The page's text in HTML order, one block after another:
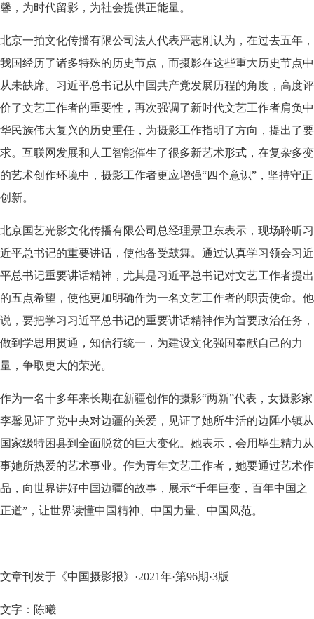
馨，为时代留影，为社会提供正能量。
北京一拍文化传播有限公司法人代表严志刚认为，在过去五年，
我国经历了诸多特殊的历史节点，而摄影在这些重大历史节点中
从未缺席。习近平总书记从中国共产党发展历程的角度，高度评
价了文艺工作者的重要性，再次强调了新时代文艺工作者肩负中
华民族伟大复兴的历史重任，为摄影工作指明了方向，提出了要
求。互联网发展和人工智能催生了很多新艺术形式，在复杂多变
的艺术创作环境中，摄影工作者更应增强“四个意识”，坚持守正
创新。
北京国艺光影文化传播有限公司总经理景卫东表示，现场聆听习
近平总书记的重要讲话，使他备受鼓舞。通过认真学习领会习近
平总书记重要讲话精神，尤其是习近平总书记对文艺工作者提出
的五点希望，使他更加明确作为一名文艺工作者的职责使命。他
说，要把学习习近平总书记的重要讲话精神作为首要政治任务，
做到学思用贯通，知信行统一，为建设文化强国奉献自己的力
量，争取更大的荣光。
作为一名十多年来长期在新疆创作的摄影“两新”代表，女摄影家
李馨见证了党中央对边疆的关爱，见证了她所生活的边陲小镇从
国家级特困县到全面脱贫的巨大变化。她表示，会用毕生精力从
事她所热爱的艺术事业。作为青年文艺工作者，她要通过艺术作
品，向世界讲好中国边疆的故事，展示“千年巨变，百年中国之
正道”，让世界读懂中国精神、中国力量、中国风范。
文章刊发于《中国摄影报》·2021年·第96期·3版
文字：陈曦